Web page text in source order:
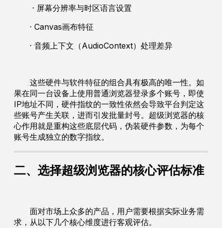
· 屏幕分辨率与时区语言设置
· Canvas画布特征
· 音频上下文（AudioContext）处理差异
这些硬件与软件特征的组合具有极高的唯一性。如
果在同一台设备上使用普通浏览器登录多个账号，即使
IP地址不同，硬件指纹的一致性依然会导致平台判定这
些账号产生关联，进而引发批量封号。超级浏览器的核
心作用就是重构这些底层代码，伪装硬件参数，为每个
账号生成独立的数字指纹。
二、选择超级浏览器的核心评估标准
面对市场上众多的产品，用户需要根据实际业务需
求，从以下几个核心维度进行客观评估。